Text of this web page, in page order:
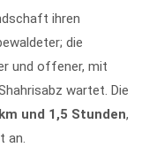
ihren
die
und offener, mit
wartet. Die
und 1,5 Stunden,
an.